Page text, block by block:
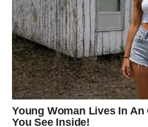
Duša konačno
tražila
Pred vama su trenuci puni
Veliki horoskop do kraja 2026.
promjene svim znakovima